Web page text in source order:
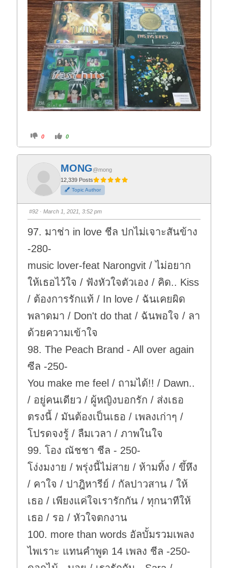
C
i
f
t
h
m
b
d
o
n
0
C
i
o
t
h
u
m
b
u
p
0
MONG@mong
12,339 Posts
Topic Author
#92 · March 1, 2021, 3:52 pm
97. มาช่า in love ชีล ปกไม่เจาะสันข้าง
-280-
music lover-feat Narongvit / ไม่อยาก
ให้เธอไว้ใจ / ฟังหัวใจตัวเอง / คิด.. Kiss
/ ต้องการรักแท้ / In love / ฉันเคยผิด
พลาดมา / Don't do that / ฉันพอใจ / ลา
ด้วยความเข้าใจ
98. The Peach Brand - All over again
ซีล -250-
You make me feel / ถามได้!! / Dawn..
/ อยู่คนเดียว / ผู้หญิงบอกรัก / ส่งเธอ
ตรงนี้ / มันต้องเป็นเธอ / เพลงเก่าๆ /
โปรดจงรู้ / ลืมเวลา / ภาพในใจ
99. โอง ณัชชา ชีล - 250-
โง่งมงาย / พรุ่งนี้ไม่สาย / ห้ามทิ้ง / ขึ้หึง
/ คาใจ / ปาฎิหารีย์ / กัลปาวสาน / ให้
เธอ / เพียงแค่ใจเรารักกัน / ทุกนาทีให้
เธอ / รอ / หัวใจตกงาน
100. more than words อัลบั้มรวมเพลง
ไพเราะ แทนคำพูด 14 เพลง ชีล -250-